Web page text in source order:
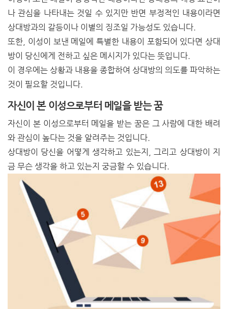
나 관심을 나타내는 것일 수 있지만 반면 부정적인 내용이라면
상대방과의 갈등이나 이별의 징조일 가능성도 있습니다.
또한, 이성이 보낸 메일에 특별한 내용이 포함되어 있다면 상대
방이 당신에게 전하고 싶은 메시지가 있다는 뜻입니다.
이 경우에는 상황과 내용을 종합하여 상대방의 의도를 파악하는
것이 필요할 것입니다.
자신이 본 이성으로부터 메일을 받는 꿈
자신이 본 이성으로부터 메일을 받는 꿈은 그 사람에 대한 배려
와 관심이 높다는 것을 알려주는 것입니다.
상대방이 당신을 어떻게 생각하고 있는지, 그리고 상대방이 지
금 무슨 생각을 하고 있는지 궁금할 수 있습니다.